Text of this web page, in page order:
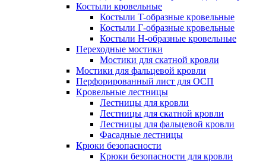
Костыли кровельные
Костыли T-образные кровельные
Костыли Г-образные кровельные
Костыли Н-образные кровельные
Переходные мостики
Мостики для скатной кровли
Мостики для фальцевой кровли
Перфорированный лист для ОСП
Кровельные лестницы
Лестницы для кровли
Лестницы для скатной кровли
Лестницы для фальцевой кровли
Фасадные лестницы
Крюки безопасности
Крюки безопасности для кровли